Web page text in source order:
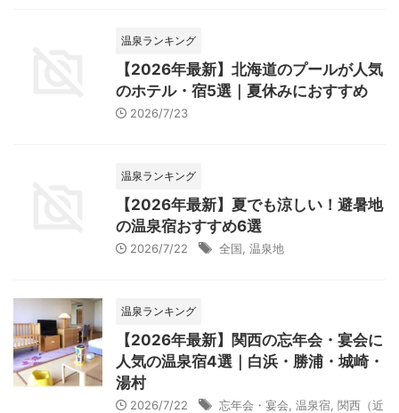
温泉ランキング
【2026年最新】北海道のプールが人気
のホテル・宿5選｜夏休みにおすすめ
2026/7/23
温泉ランキング
【2026年最新】夏でも涼しい！避暑地
の温泉宿おすすめ6選
2026/7/22 全国 温泉地
温泉ランキング
【2026年最新】関西の忘年会・宴会に
人気の温泉宿4選｜白浜・勝浦・城崎・
湯村
2026/7/22 忘年会・宴会 温泉宿 関西（近